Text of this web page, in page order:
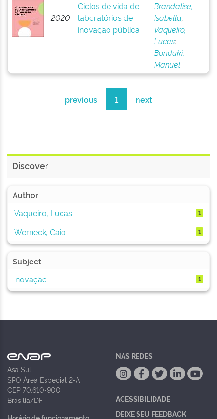
2020
Ciclos de vida de
laboratórios de
inovação pública
Brandalise,
Isabella;
Vaqueiro,
Lucas;
Bonduki,
Manuel
previous 1 next
Discover
Author
Vaqueiro, Lucas
1
Werneck, Caio 1
Subject
inovação
1
Asa Sul
SPO Área Especial 2-A
CEP 70.610-900
Brasília/DF
NAS REDES
ACESSIBILIDADE
DEIXE SEU FEEDBACK